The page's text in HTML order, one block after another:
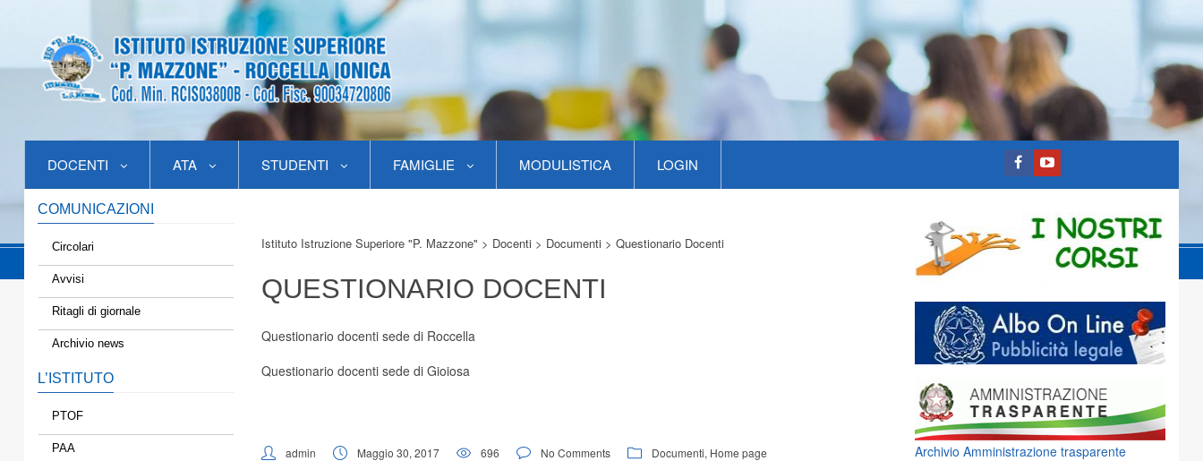
DOCENTI ATA STUDENTI FAMIGLIE MODULISTICA LOGIN
COMUNICAZIONI
Circolari
Avvisi
Ritagli di giornale
Archivio news
L’ISTITUTO
PTOF
PAA
Istituto Istruzione Superiore "P. Mazzone" > Docenti > Documenti > Questionario Docenti
QUESTIONARIO DOCENTI
Questionario docenti sede di Roccella
Questionario docenti sede di Gioiosa
admin Maggio 30, 2017 696 No Comments Documenti, Home page Archivio Amministrazione trasparente